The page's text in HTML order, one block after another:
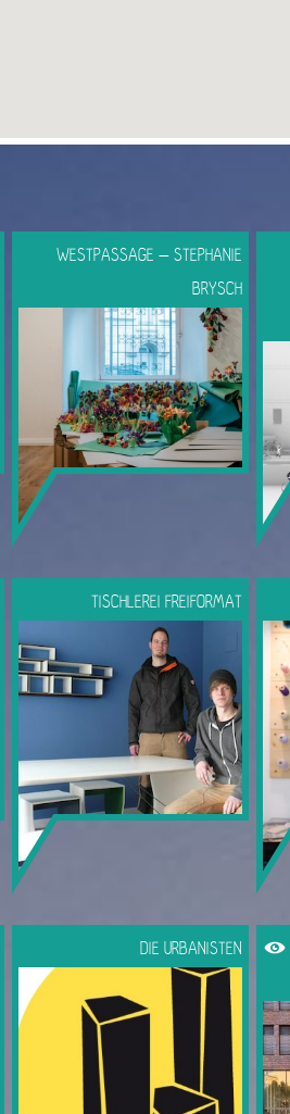
WESTPASSAGE – STEPHANIE
BRYSCH
TISCHLEREI FREIFORMAT
DIE URBANISTEN